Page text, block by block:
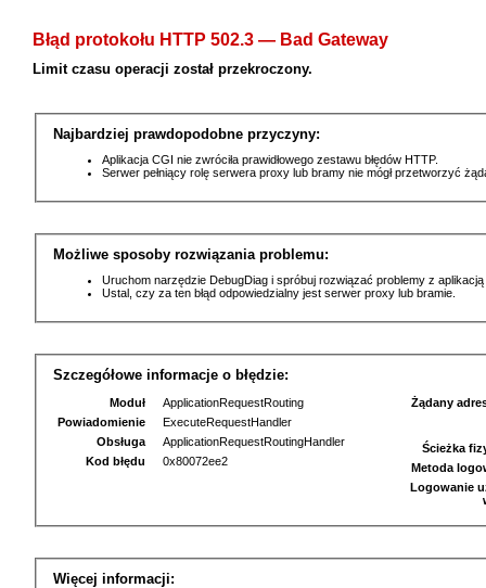
Błąd protokołu HTTP 502.3 — Bad Gateway
Limit czasu operacji został przekroczony.
Najbardziej prawdopodobne przyczyny:
Aplikacja CGI nie zwróciła prawidłowego zestawu błędów HTTP.
Serwer pełniący rolę serwera proxy lub bramy nie mógł przetworzyć
Możliwe sposoby rozwiązania problemu:
Uruchom narzędzie DebugDiag i spróbuj rozwiązać problemy z
Ustal, czy za ten błąd odpowiedzialny jest serwer proxy lub bramie.
Szczegółowe informacje o błędzie:
Moduł
ApplicationRequestRouting
Powiadomienie
ExecuteRequestHandler
Obsługa
ApplicationRequestRoutingHandler
Kod błędu
0x80072ee2
Żądany
Ścieżka
Metoda
Logowanie
Więcej informacji: